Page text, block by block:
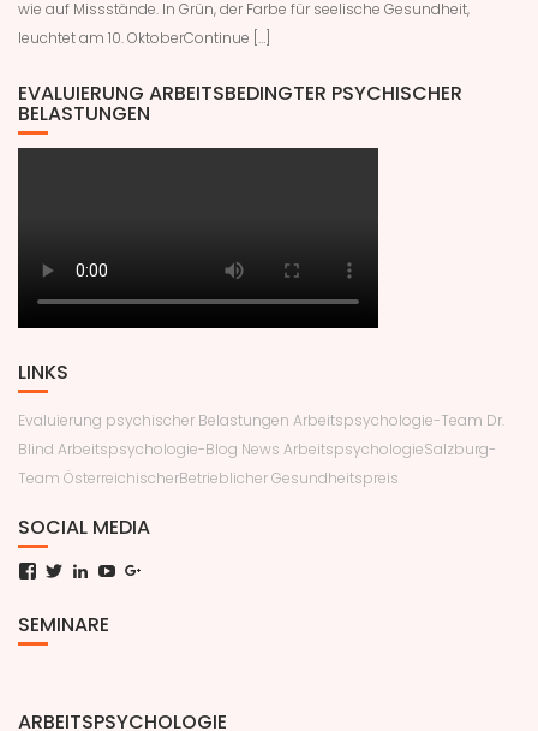
wie auf Missstände. In Grün, der Farbe für seelische Gesundheit,
leuchtet am 10. OktoberContinue […]
EVALUIERUNG ARBEITSBEDINGTER PSYCHISCHER
BELASTUNGEN
LINKS
Evaluierung psychischer Belastungen Arbeitspsychologie-Team Dr.
Blind Arbeitspsychologie-Blog News ArbeitspsychologieSalzburg-
Team ÖsterreichischerBetrieblicher Gesundheitspreis
SOCIAL MEDIA
Facebook
TwitterLinkedInYouTube
SEMINARE
ARBEITSPSYCHOLOGIE